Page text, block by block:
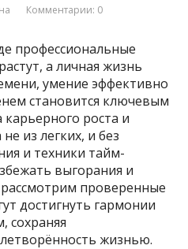
Комментарии: 0
профессиональные
а личная жизнь
умение эффективно
становится ключевым
роста и
из легких, и без
и техники тайм-
выгорания и
рассмотрим проверенные
достигнуть гармонии
сохраняя
жизнью.